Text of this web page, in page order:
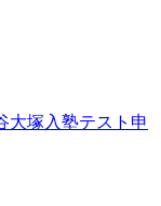
大塚 入塾テスト申